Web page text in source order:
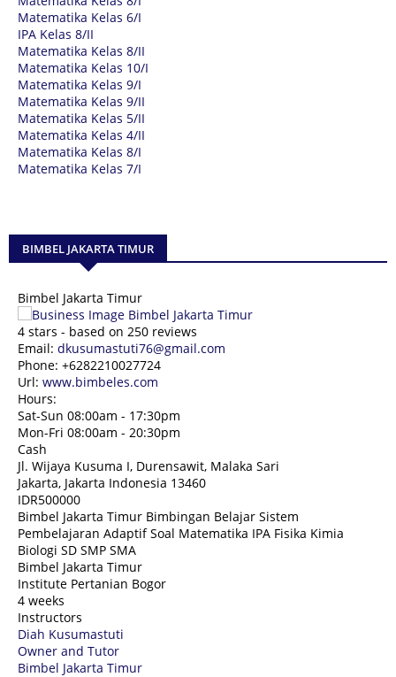
Matematika Kelas 6/I
IPA Kelas 8/II
Matematika Kelas 8/II
Matematika Kelas 10/I
Matematika Kelas 9/I
Matematika Kelas 9/II
Matematika Kelas 5/II
Matematika Kelas 4/II
Matematika Kelas 8/I
Matematika Kelas 7/I
BIMBEL JAKARTA TIMUR
Bimbel Jakarta Timur
4 stars - based on 250 reviews
Email: dkusumastuti76@gmail.com
Phone: +6282210027724
Url: www.bimbeles.com
Hours:
Sat-Sun 08:00am - 17:30pm
Mon-Fri 08:00am - 20:30pm
Cash
Jl. Wijaya Kusuma I, Durensawit, Malaka Sari
Jakarta, Jakarta Indonesia 13460
IDR500000
Bimbel Jakarta Timur Bimbingan Belajar Sistem
Pembelajaran Adaptif Soal Matematika IPA Fisika Kimia
Biologi SD SMP SMA
Bimbel Jakarta Timur
Institute Pertanian Bogor
4 weeks
Instructors
Diah Kusumastuti
Owner and Tutor
Bimbel Jakarta Timur